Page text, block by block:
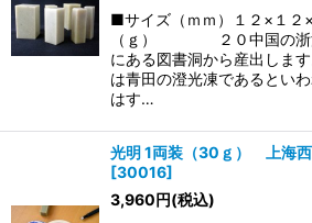
■サイズ（ｍｍ）１２×１
（ｇ） ２０中国の浙江
にある図書洞から産出しま
は青田の澄光凍であるとい
はす…
光明 1両装（30ｇ） 上海
[30016]
3,960円(税込)